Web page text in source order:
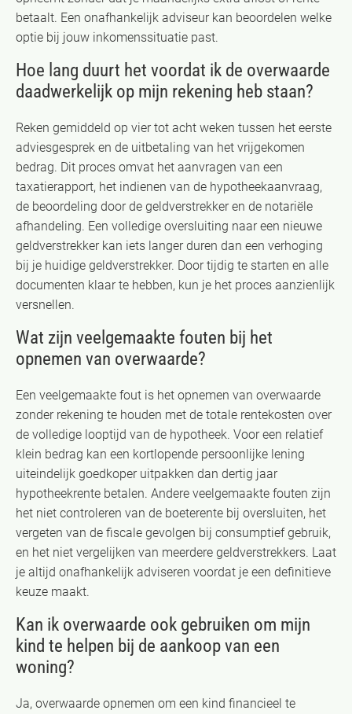
betaalt. Een onafhankelijk adviseur kan beoordelen welke
optie bij jouw inkomenssituatie past.
Hoe lang duurt het voordat ik de overwaarde
daadwerkelijk op mijn rekening heb staan?
Reken gemiddeld op vier tot acht weken tussen het eerste
adviesgesprek en de uitbetaling van het vrijgekomen
bedrag. Dit proces omvat het aanvragen van een
taxatierapport, het indienen van de hypotheekaanvraag,
de beoordeling door de geldverstrekker en de notariële
afhandeling. Een volledige oversluiting naar een nieuwe
geldverstrekker kan iets langer duren dan een verhoging
bij je huidige geldverstrekker. Door tijdig te starten en alle
documenten klaar te hebben, kun je het proces aanzienlijk
versnellen.
Wat zijn veelgemaakte fouten bij het
opnemen van overwaarde?
Een veelgemaakte fout is het opnemen van overwaarde
zonder rekening te houden met de totale rentekosten over
de volledige looptijd van de hypotheek. Voor een relatief
klein bedrag kan een kortlopende persoonlijke lening
uiteindelijk goedkoper uitpakken dan dertig jaar
hypotheekrente betalen. Andere veelgemaakte fouten zijn
het niet controleren van de boeterente bij oversluiten, het
vergeten van de fiscale gevolgen bij consumptief gebruik,
en het niet vergelijken van meerdere geldverstrekkers. Laat
je altijd onafhankelijk adviseren voordat je een definitieve
keuze maakt.
Kan ik overwaarde ook gebruiken om mijn
kind te helpen bij de aankoop van een
woning?
Ja, overwaarde opnemen om een kind financieel te